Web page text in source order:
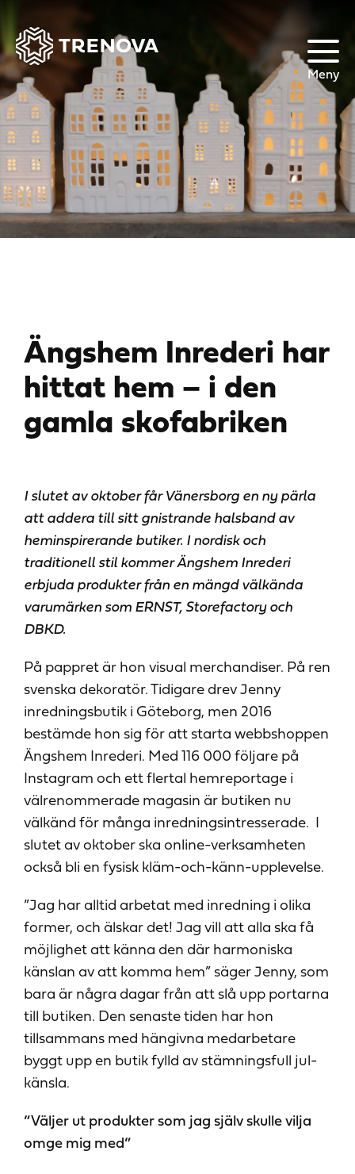
Meny
Ängshem Inrederi har
hittat hem – i den
gamla skofabriken
I slutet av oktober får Vänersborg en ny pärla
att addera till sitt gnistrande halsband av
heminspirerande butiker. I nordisk och
traditionell stil kommer Ängshem Inrederi
erbjuda produkter från en mängd välkända
varumärken som ERNST, Storefactory och
DBKD.
På pappret är hon visual merchandiser. På ren
svenska dekoratör. Tidigare drev Jenny
inredningsbutik i Göteborg, men 2016
bestämde hon sig för att starta webbshoppen
Ängshem Inrederi. Med 116 000 följare på
Instagram och ett flertal hemreportage i
välrenommerade magasin är butiken nu
välkänd för många inredningsintresserade. I
slutet av oktober ska online-verksamheten
också bli en fysisk kläm-och-känn-upplevelse.
”Jag har alltid arbetat med inredning i olika
former, och älskar det! Jag vill att alla ska få
möjlighet att känna den där harmoniska
känslan av att komma hem” säger Jenny, som
bara är några dagar från att slå upp portarna
till butiken. Den senaste tiden har hon
tillsammans med hängivna medarbetare
byggt upp en butik fylld av stämningsfull jul-
känsla.
”Väljer ut produkter som jag själv skulle vilja
omge mig med”